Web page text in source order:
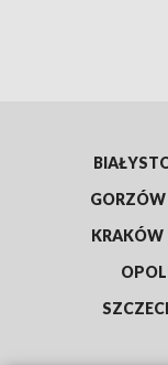
KRAKÓW